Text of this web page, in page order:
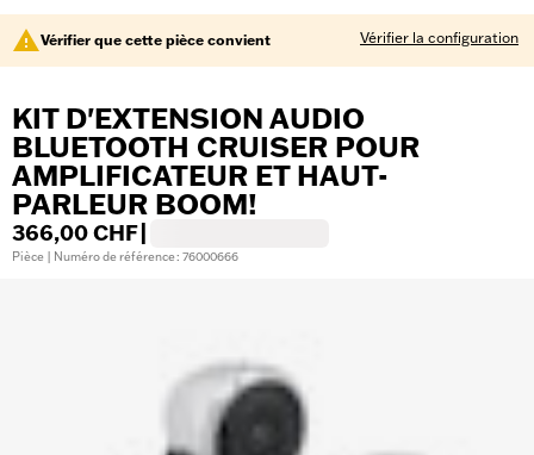
Vérifier que cette pièce convient Vérifier la configuration
KIT D'EXTENSION AUDIO
BLUETOOTH CRUISER POUR
AMPLIFICATEUR ET HAUT-
PARLEUR BOOM!
366,00 CHF
Pièce | Numéro de référence : 76000666